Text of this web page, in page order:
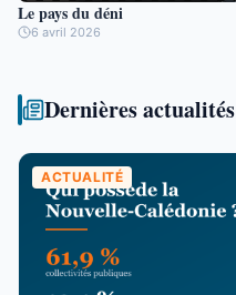
Le pays du déni
6 avril 2026
Dernières actualités
ACTUALITÉ